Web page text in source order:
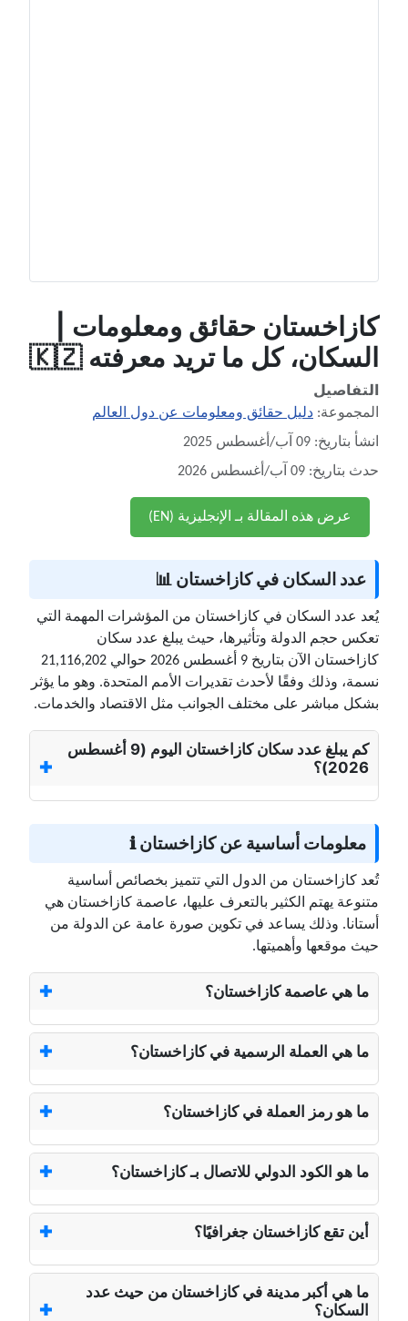
كازاخستان حقائق ومعلومات |
السكان، كل ما تريد معرفته 🇰🇿
التفاصيل
المجموعة: دليل حقائق ومعلومات عن دول العالم
انشأ بتاريخ: 09 آب/أغسطس 2025
حدث بتاريخ: 09 آب/أغسطس 2026
عرض هذه المقالة بـ الإنجليزية (EN)
عدد السكان في كازاخستان 📊
يُعد عدد السكان في كازاخستان من المؤشرات المهمة التي
تعكس حجم الدولة وتأثيرها، حيث يبلغ عدد سكان
كازاخستان الآن بتاريخ 9 أغسطس 2026 حوالي 21,116,202
نسمة، وذلك وفقًا لأحدث تقديرات الأمم المتحدة. وهو ما يؤثر
بشكل مباشر على مختلف الجوانب مثل الاقتصاد والخدمات.
كم يبلغ عدد سكان كازاخستان اليوم (9 أغسطس
2026)؟
معلومات أساسية عن كازاخستان ℹ️
تُعد كازاخستان من الدول التي تتميز بخصائص أساسية
متنوعة يهتم الكثير بالتعرف عليها، عاصمة كازاخستان هي
أستانا. وذلك يساعد في تكوين صورة عامة عن الدولة من
حيث موقعها وأهميتها.
ما هي عاصمة كازاخستان؟
ما هي العملة الرسمية في كازاخستان؟
ما هو رمز العملة في كازاخستان؟
ما هو الكود الدولي للاتصال بـ كازاخستان؟
أين تقع كازاخستان جغرافيًا؟
ما هي أكبر مدينة في كازاخستان من حيث عدد
السكان؟